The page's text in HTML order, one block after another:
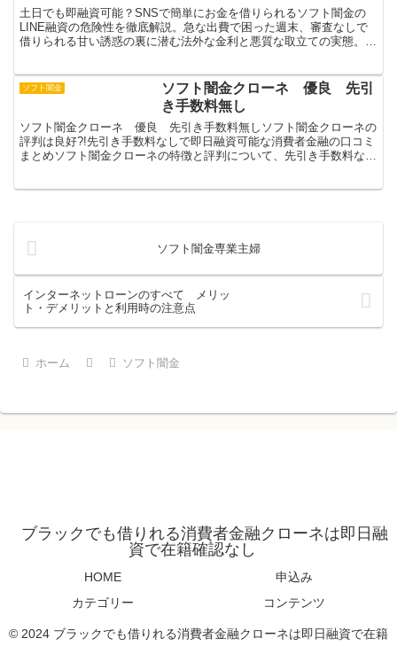
土日でも即融資可能？SNSで簡単にお金を借りられるソフト闇金の
LINE融資の危険性を徹底解説。急な出費で困った週末、審査なしで
借りられる甘い誘惑の裏に潜む法外な金利と悪質な取立ての実態。年
ソフト闇金
ソフト闇金クローネ 優良 先引
き手数料無し
ソフト闇金クローネ 優良 先引き手数料無しソフト闇金クローネの
評判は良好?!先引き手数料なしで即日融資可能な消費者金融の口コミ
まとめソフト闇金クローネの特徴と評判について、先引き手数料なし
ソフト闇金専業主婦
インターネットローンのすべて メリッ
ト・デメリットと利用時の注意点
ホーム ソフト闇金
ブラックでも借りれる消費者金融クローネは即日融
資で在籍確認なし
HOME
申込み
カテゴリー
コンテンツ
© 2024 ブラックでも借りれる消費者金融クローネは即日融資で在籍